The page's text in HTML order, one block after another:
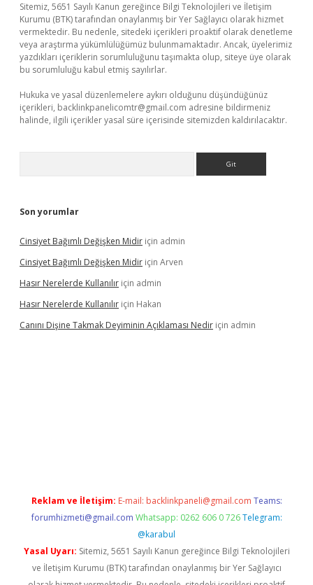
Sitemiz, 5651 Sayılı Kanun gereğince Bilgi Teknolojileri ve İletişim
Kurumu (BTK) tarafından onaylanmış bir Yer Sağlayıcı olarak hizmet
vermektedir. Bu nedenle, sitedeki içerikleri proaktif olarak denetleme
veya araştırma yükümlülüğümüz bulunmamaktadır. Ancak, üyelerimiz
yazdıkları içeriklerin sorumluluğunu taşımakta olup, siteye üye olarak
bu sorumluluğu kabul etmiş sayılırlar.
Hukuka ve yasal düzenlemelere aykırı olduğunu düşündüğünüz
içerikleri, backlinkpanelicomtr@gmail.com adresine bildirmeniz
halinde, ilgili içerikler yasal süre içerisinde sitemizden kaldırılacaktır.
Son yorumlar
Cinsiyet Bağımlı Değişken Midir için admin
Cinsiyet Bağımlı Değişken Midir için Arven
Hasır Nerelerde Kullanılır için admin
Hasır Nerelerde Kullanılır için Hakan
Canını Dişine Takmak Deyiminin Açıklaması Nedir için admin
Reklam ve İletişim: E-mail: backlinkpaneli@gmail.com Teams:
forumhizmeti@gmail.com Whatsapp: 0262 606 0 726 Telegram:
@karabul
Yasal Uyarı: Sitemiz, 5651 Sayılı Kanun gereğince Bilgi Teknolojileri
ve İletişim Kurumu (BTK) tarafından onaylanmış bir Yer Sağlayıcı